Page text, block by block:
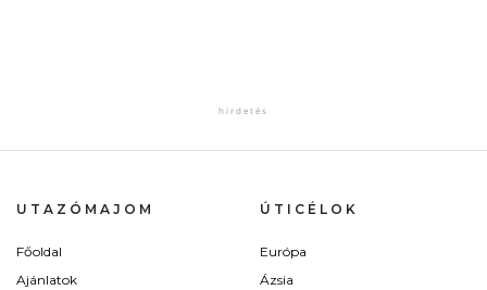
UTAZÓMAJOM
Főoldal
Ajánlatok
ÚTICÉLOK
Európa
Ázsia